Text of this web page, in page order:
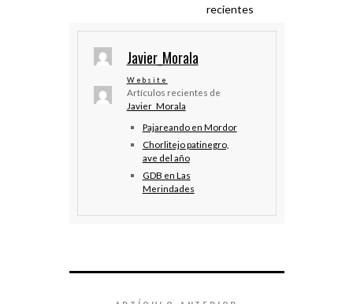
recientes
Javier_Morala
Website
Artículos recientes de
Javier_Morala
Pajareando en Mordor
Chorlitejo patinegro,
ave del año
GDB en Las
Merindades